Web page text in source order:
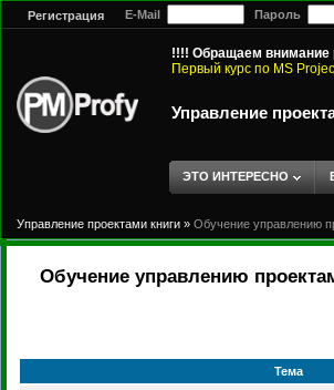
Регистрация E-Mail Пароль
!!!! Обращаем внимание
Первый курс по MS
Управление
ЭТО ИНТЕРЕСНО
Управление проектами книги » Обучение управлению
Обучение управлению
Тема